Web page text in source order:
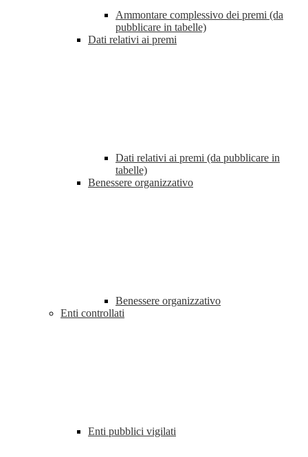
Ammontare complessivo dei premi (da
pubblicare in tabelle)
Dati relativi ai premi
Dati relativi ai premi (da pubblicare in
tabelle)
Benessere organizzativo
Benessere organizzativo
Enti controllati
Enti pubblici vigilati